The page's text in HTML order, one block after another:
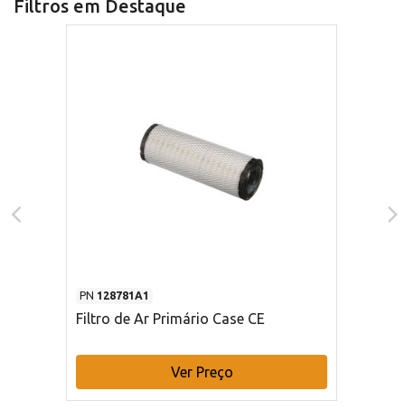
Filtros em Destaque
PN 128781A1
Filtro de Ar Primário Case CE
Ver Preço